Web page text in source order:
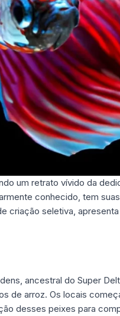
um retrato vívido da
conhecido, tem
criação seletiva,
ancestral do Super
de arroz. Os locais
desses peixes para